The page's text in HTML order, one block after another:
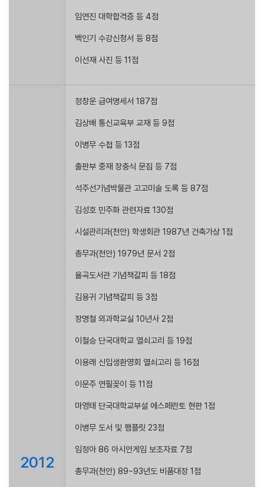
임연진 대학합격증 등 4점
백인기 수강신청서 등 8점
이선재 사진 등 11점
2012
정창운 급여명세서 187점
김상배 통신교육부 교재 등 9점
이병무 수첩 등 13점
출판부 중재 장충식 문집 등 7점
석주선기념박물관 고고미술 도록 등 87점
김성호 민주화 관련자료 130점
시설관리과(천안) 학생회관 1987년 건축가상 1점
총무과(천안) 1979년 문서 2점
율곡도서관 기념책갈피 등 18점
김용귀 기념책갈피 등 3점
장명철 외과학교실 10년사 2점
이철승 단국대학교 열쇠고리 등 19점
이용래 신입생환영회 열쇠고리 등 16점
이문주 연필꽂이 등 11점
마영태 단국대학교부설 에스페란토 현판 1점
이병무 도서 및 팸플릿 23점
임정아 86 아시안게임 보조자료 7점
총무과(천안) 89~93년도 비품대장 1점